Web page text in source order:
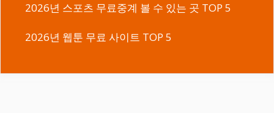
2026년 스포츠 무료중계 볼 수 있는 곳 TOP 5
2026년 웹툰 무료 사이트 TOP 5